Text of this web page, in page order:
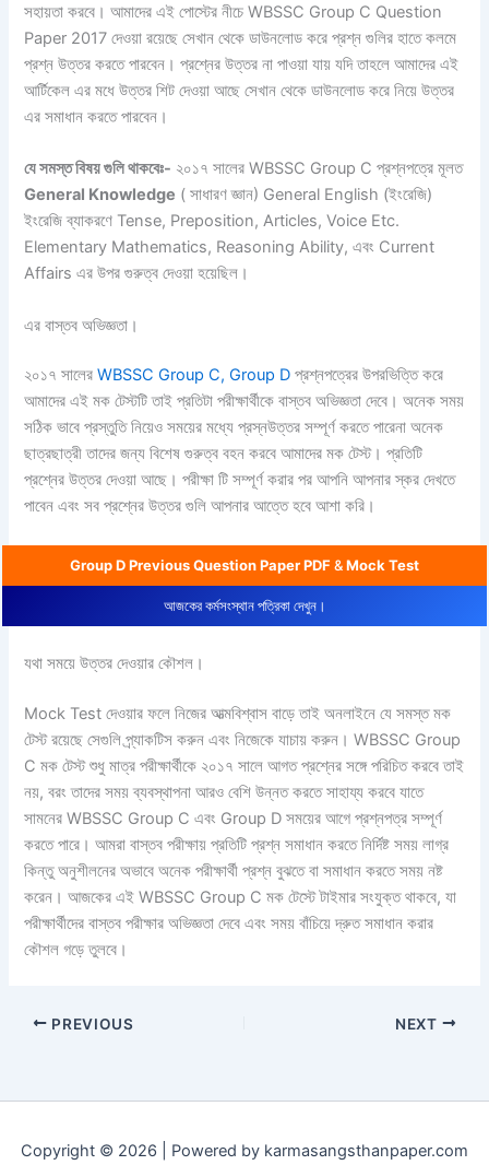
সহায়তা করবে। আমাদের এই পোস্টের নীচে WBSSC Group C Question
Paper 2017 দেওয়া রয়েছে সেখান থেকে ডাউনলোড করে প্রশ্ন গুলির হাতে কলমে
প্রশ্ন উত্তর করতে পারবেন। প্রশ্নের উত্তর না পাওয়া যায় যদি তাহলে আমাদের এই
আর্টিকেল এর মধে উত্তর শিট দেওয়া আছে সেখান থেকে ডাউনলোড করে নিয়ে উত্তর
এর সমাধান করতে পারবেন।
যে সমস্ত বিষয় গুলি থাকবেঃ- ২০১৭ সালের WBSSC Group C প্রশ্নপত্রে মূলত
General Knowledge ( সাধারণ জ্ঞান) General English (ইংরেজি)
ইংরেজি ব্যাকরণে Tense, Preposition, Articles, Voice Etc.
Elementary Mathematics, Reasoning Ability, এবং Current
Affairs এর উপর গুরুত্ব দেওয়া হয়েছিল।
এর বাস্তব অভিজ্ঞতা।
২০১৭ সালেরWBSSC Group C, Group Dপ্রশ্নপত্রের উপরভিত্তি করে
আমাদের এই মক টেস্টটি তাই প্রতিটা পরীক্ষার্থীকে বাস্তব অভিজ্ঞতা দেবে। অনেক সময়
সঠিক ভাবে প্রস্তুতি নিয়েও সময়ের মধ্যে প্রস্নউত্তর সম্পূর্ণ করতে পারেনা অনেক
ছাত্রছাত্রী তাদের জন্য বিশেষ গুরুত্ব বহন করবে আমাদের মক টেস্ট। প্রতিটি
প্রশ্নের উত্তর দেওয়া আছে। পরীক্ষা টি সম্পূর্ণ করার পর আপনি আপনার স্কর দেখতে
পাবেন এবং সব প্রশ্নের উত্তর গুলি আপনার আত্তে হবে আশা করি।
Group D Previous Question Paper PDF &Mock Test
আজকের কর্মসংস্থান পত্রিকা দেখুন।
যথা সময়ে উত্তর দেওয়ার কৌশল।
Mock Test দেওয়ার ফলে নিজের আত্মবিশ্বাস বাড়ে তাই অনলাইনে যে সমস্ত মক
টেস্ট রয়েছে সেগুলি প্র্যাকটিস করুন এবং নিজেকে যাচায় করুন। WBSSC Group
C মক টেস্ট শুধু মাত্র পরীক্ষার্থীকে ২০১৭ সালে আগত প্রশ্নের সঙ্গে পরিচিত করবে তাই
নয়, বরং তাদের সময় ব্যবস্থাপনা আরও বেশি উন্নত করতে সাহায্য করবে যাতে
সামনের WBSSC Group C এবং Group D সময়ের আগে প্রশ্নপত্র সম্পূর্ণ
করতে পারে। আমরা বাস্তব পরীক্ষায় প্রতিটি প্রশ্ন সমাধান করতে নির্দিষ্ট সময় লাগ্র
কিন্তু অনুশীলনের অভাবে অনেক পরীক্ষার্থী প্রশ্ন বুঝতে বা সমাধান করতে সময় নষ্ট
করেন। আজকের এই WBSSC Group C মক টেস্টে টাইমার সংযুক্ত থাকবে, যা
পরীক্ষার্থীদের বাস্তব পরীক্ষার অভিজ্ঞতা দেবে এবং সময় বাঁচিয়ে দ্রুত সমাধান করার
কৌশল গড়ে তুলবে।
PREVIOUS NEXT
Copyright © 2026 | Powered by karmasangsthanpaper.com